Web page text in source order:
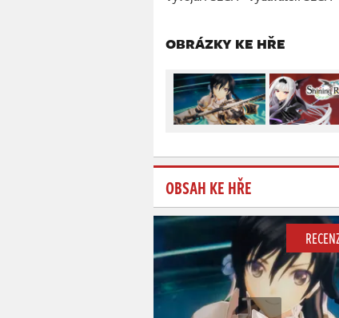
OBRÁZKY KE HŘE
OBSAH KE HŘE